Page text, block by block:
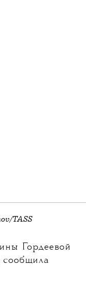
TASS
Гордеевой
сообщила